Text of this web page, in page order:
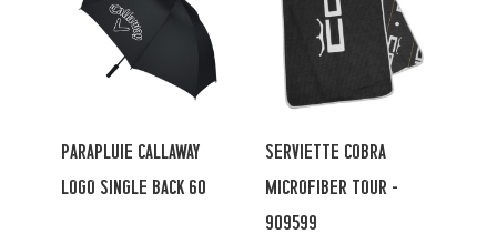
PARAPLUIE CALLAWAY
LOGO SINGLE BACK 60
SERVIETTE COBRA
MICROFIBER TOUR -
909599